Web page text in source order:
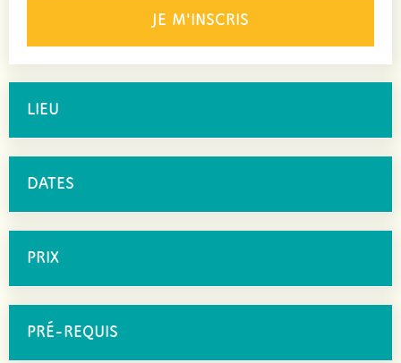
JE M'INSCRIS
LIEU
DATES
PRIX
PRÉ-REQUIS